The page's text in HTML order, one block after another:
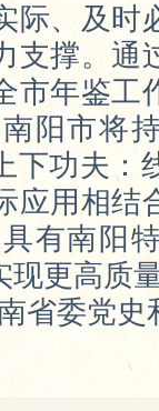
、及时
支撑。通
市年鉴工
阳市将
下功夫：
应用相结
有南阳
更高质
委党史